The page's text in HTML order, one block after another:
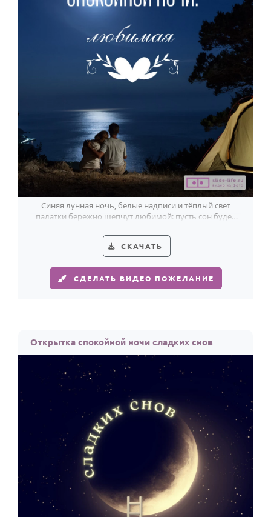
Синяя лунная ночь, белые надписи и тёплый свет
палатки бережно шепчут любимой: пусть сон будет
СКАЧАТЬ
СДЕЛАТЬ ВИДЕО ПОЖЕЛАНИЕ
Открытка спокойной ночи сладких снов